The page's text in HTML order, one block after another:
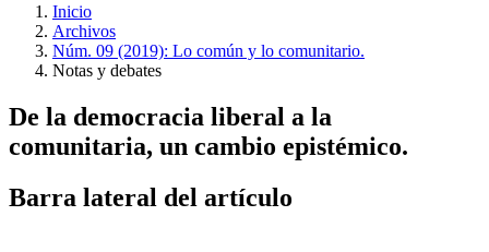
Inicio
Archivos
Núm. 09 (2019): Lo común y lo comunitario.
Notas y debates
De la democracia liberal a la
comunitaria, un cambio epistémico.
Barra lateral del artículo